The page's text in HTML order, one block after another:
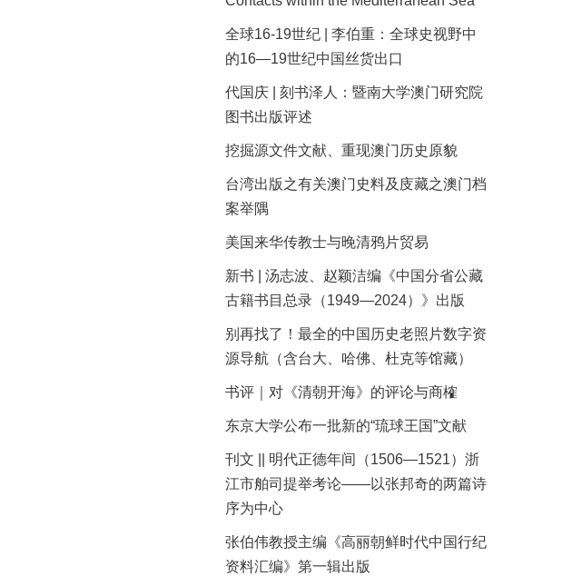
全球16-19世纪 | 李伯重：全球史视野中
的16—19世纪中国丝货出口
代国庆 | 刻书泽人：暨南大学澳门研究院
图书出版评述
挖掘源文件文献、重现澳门历史原貌
台湾出版之有关澳门史料及庋藏之澳门档
案举隅
美国来华传教士与晚清鸦片贸易
新书 | 汤志波、赵颖洁编《中国分省公藏
古籍书目总录（1949—2024）》出版
别再找了！最全的中国历史老照片数字资
源导航（含台大、哈佛、杜克等馆藏）
书评｜对《清朝开海》的评论与商榷
东京大学公布一批新的“琉球王国”文献
刊文 || 明代正德年间（1506—1521）浙
江市舶司提举考论——以张邦奇的两篇诗
序为中心
张伯伟教授主编《高丽朝鲜时代中国行纪
资料汇编》第一辑出版